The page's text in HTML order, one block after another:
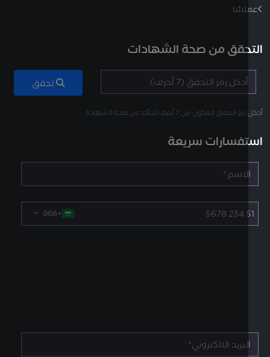
من صحة الشهادات
المكون من 7 أحرف للتأكد من صحة الشهادة
سريعة